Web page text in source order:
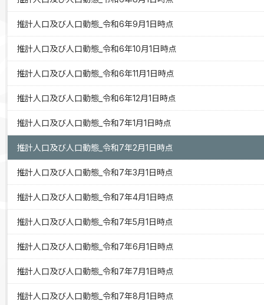
推計人口及び人口動態_令和6年9月1日時点
推計人口及び人口動態_令和6年10月1日時点
推計人口及び人口動態_令和6年11月1日時点
推計人口及び人口動態_令和6年12月1日時点
推計人口及び人口動態_令和7年1月1日時点
推計人口及び人口動態_令和7年2月1日時点
推計人口及び人口動態_令和7年3月1日時点
推計人口及び人口動態_令和7年4月1日時点
推計人口及び人口動態_令和7年5月1日時点
推計人口及び人口動態_令和7年6月1日時点
推計人口及び人口動態_令和7年7月1日時点
推計人口及び人口動態_令和7年8月1日時点